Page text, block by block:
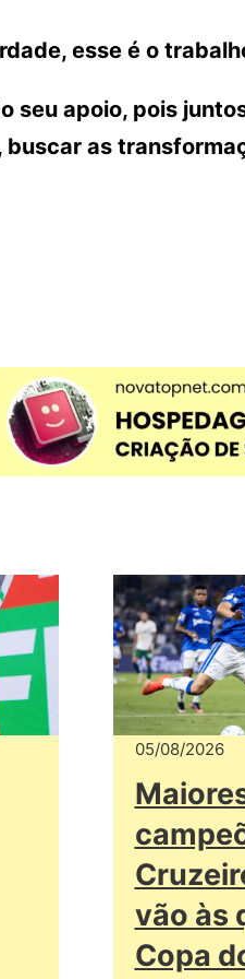
esse é o
seu apoio, pois
buscar as
05/08/2026
vão às
Copa